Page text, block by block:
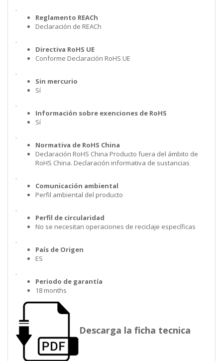
.
Reglamento REACh
Declaración de REACh
.
Directiva RoHS UE
Conforme Declaración RoHS UE
.
Sin mercurio
Sí
.
Información sobre exenciones de RoHS
Sí
.
Normativa de RoHS China
Declaración RoHS China Producto fuera del ámbito de
RoHS China. Declaración informativa de sustancias
.
Comunicación ambiental
Perfil ambiental del producto
.
Perfil de circularidad
No se necesitan operaciones de reciclaje específicas
.
País de Origen
ES
.
Periodo de garantía
18 months
Descarga la ficha tecnica